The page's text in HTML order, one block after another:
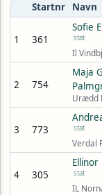
Startnr Navn
1 361
Sofie
stat
Il
2 754
Maja
Urædd
3 773 stat
Verdal
4 305 stat
IL